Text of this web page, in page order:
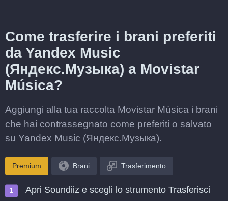
Come trasferire i brani preferiti
da Yandex Music
(Яндекс.Музыка) a Movistar
Música?
Aggiungi alla tua raccolta Movistar Música i brani
che hai contrassegnato come preferiti o salvato
su Yandex Music (Яндекс.Музыка).
Premium Brani Trasferimento
Apri Soundiiz e scegli lo strumento Trasferisci